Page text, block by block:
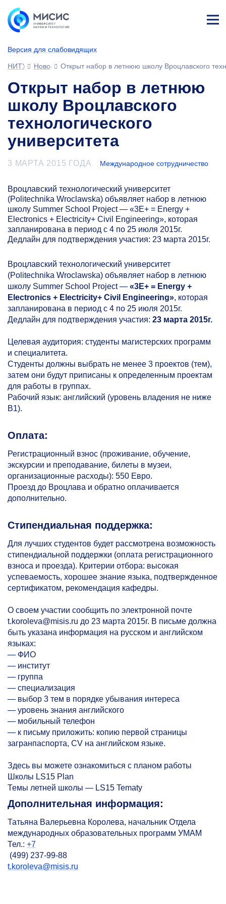
Версия для слабовидящих
ине
НИТУ МИСИС
НовостиОткрыт набор в летнюю школу Вроцлавского
Открыт набор в летнюю
школу Вроцлавского
технологического
университета
3 МАРТА 2015 ГОДА Международное сотрудничество
Вроцлавский технологический университет
(Politechnika Wroclawska) объявляет набор в летнюю
школу Summer School Project — «3E+ = Energy +
Electronics + Electricity+ Civil Engineering», которая
запланирована в период с 4 по 25 июля 2015г.
Дедлайн для подтверждения участия: 23 марта 2015г.
Вроцлавский технологический университет
(Politechnika Wroclawska) объявляет набор в летнюю
школу Summer School Project — «3E+ = Energy +
Electronics + Electricity+ Civil Engineering», которая
запланирована в период с 4 по 25 июля 2015г.
Дедлайн для подтверждения участия: 23 марта 2015г.
Целевая аудитория: студенты магистерских программ
и специалитета.
Студенты должны выбрать не менее 3 проектов (тем),
затем они будут приписаны к определенным проектам
для работы в группах.
Рабочий язык: английский (уровень владения не ниже
B1).
Оплата:
Регистрационный взнос (проживание, обучение,
экскурсии и преподавание, билеты в музеи,
организационные расходы): 550 Евро.
Проезд до Вроцлава и обратно оплачивается
дополнительно.
Стипендиальная поддержка:
Для лучших студентов будет рассмотрена возможность
стипендиальной поддержки (оплата регистрационного
взноса и проезда). Критерии отбора: высокая
успеваемость, хорошее знание языка, подтвержденное
сертификатом, рекомендация кафедры.
О своем участии сообщить по электронной почте
t.koroleva@misis.ru до 23 марта 2015г. В письме должна
быть указана информация на русском и английском
языках:
— ФИО
— институт
— группа
— специализация
— выбор 3 тем в порядке убывания интереса
— уровень знания английского
— мобильный телефон
— к письму приложить: копию первой страницы
загранпаспорта, CV на английском языке.
Здесь вы можете ознакомиться с планом работы
Школы LS15 Plan
Темы летней школы — LS15 Tematy
Дополнительная информация:
Татьяна Валерьевна Королева, начальник Отдела
международных образовательных программ УМАМ
Тел.: +7
(499) 237-99-88
t.koroleva@misis.ru